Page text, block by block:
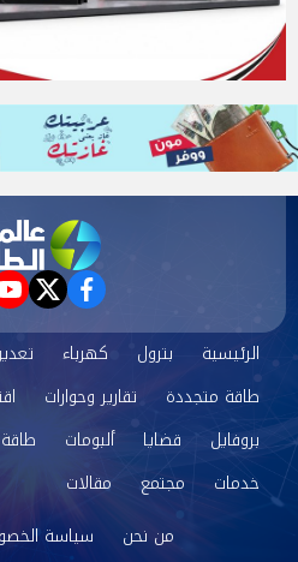
facebook
الرئيسية بترول كهرباء
طاقة متجددة
تقارير وحوارات
بروفايل
قضايا ألبومات
خدمات
مجتمع
مقالات
من نحن
سياسة